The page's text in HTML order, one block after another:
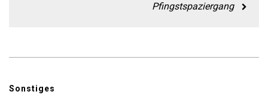
Pfingstspaziergang
Sonstiges